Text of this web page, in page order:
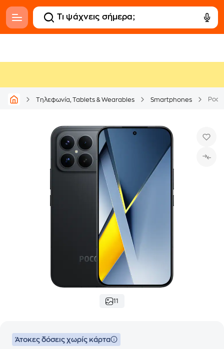
Τηλεφωνία, Tablets & Wearables Smartphones
11
Άτοκες δόσεις χωρίς κάρτα